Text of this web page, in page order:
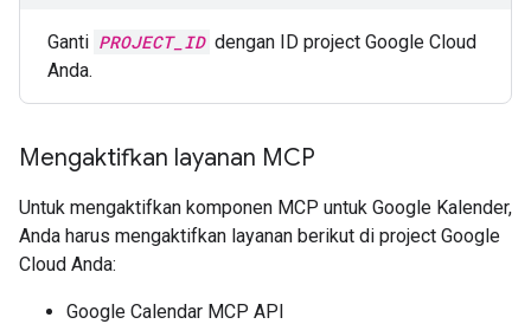
Ganti PROJECT_ID dengan ID project Google Cloud
Anda.
Mengaktifkan layanan MCP
Untuk mengaktifkan komponen MCP untuk Google Kalender,
Anda harus mengaktifkan layanan berikut di project Google
Cloud Anda:
Google Calendar MCP API